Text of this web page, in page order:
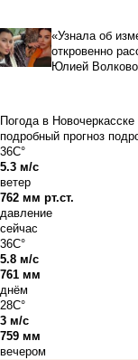
«Узнала об
откровенно
Юлией
Погода в Новочеркасске
подробный прогноз
36C°
5.3 м/с
ветер
762 мм рт.ст.
давление
сейчас
36C°
5.8 м/с
761 мм
днём
28C°
3 м/с
759 мм
вечером